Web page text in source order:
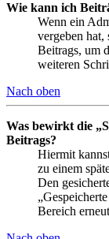
Wie kann ich
Wenn ein
vergeben hat,
Beitrags, um
weiteren
Nach oben
Was bewirkt die
Beitrags?
Hiermit
zu einem
Den
Bereich